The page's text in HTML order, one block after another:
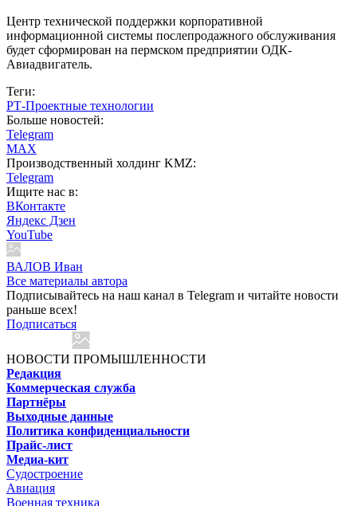
Центр технической поддержки корпоративной
информационной системы послепродажного обслуживания
будет сформирован на пермском предприятии ОДК-
Авиадвигатель.
Теги:
РТ-Проектные технологии
Больше новостей:
Telegram
MAX
Производственный холдинг KMZ:
Telegram
Ищите нас в:
ВКонтакте
Яндекс Дзен
YouTube
ВАЛОВ Иван
Все материалы автора
Подписывайтесь на наш канал в Telegram и читайте новости
раньше всех!
Подписаться
НОВОСТИ ПРОМЫШЛЕННОСТИ
Редакция
Коммерческая служба
Партнёры
Выходные данные
Политика конфиденциальности
Прайс-лист
Медиа-кит
Судостроение
Авиация
Военная техника